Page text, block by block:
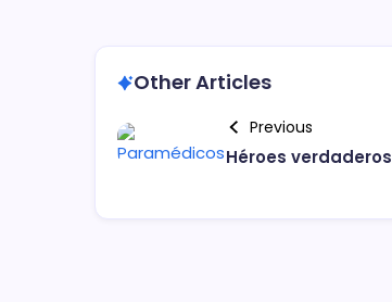
Other Articles
Previous
Héroes verdaderos